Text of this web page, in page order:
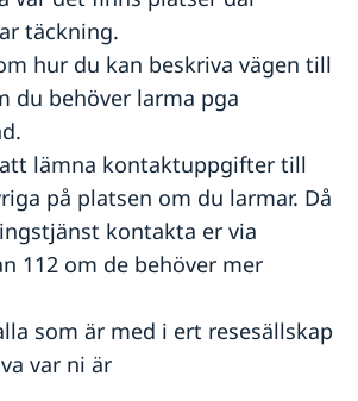
täckning.
hur du kan beskriva vägen till
du behöver larma pga
lämna kontaktuppgifter till
på platsen om du larmar. Då
kontakta er via
112 om de behöver mer
som är med i ert resesällskap
var ni är